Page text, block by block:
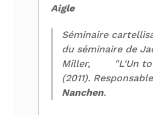
Aigle
Séminaire
du séminaire de
Miller, "L'Un
(2011).
Nanchen.